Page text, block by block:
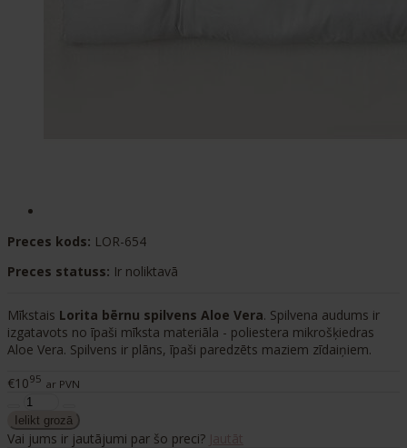
Preces kods: LOR-654
Preces statuss: Ir noliktavā
Mīkstais Lorita bērnu spilvens Aloe Vera. Spilvena audums ir
izgatavots no īpaši mīksta materiāla - poliestera mikrošķiedras
Aloe Vera. Spilvens ir plāns, īpaši paredzēts maziem zīdaiņiem.
€1095 ar PVN
Vai jums ir jautājumi par šo preci?